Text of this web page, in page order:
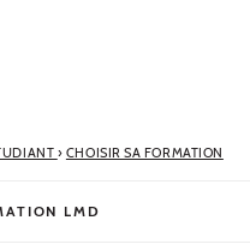
› CHOISIR SA FORMATION
LMD